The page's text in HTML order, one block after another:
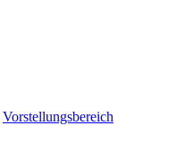
Vorstellungsbereich